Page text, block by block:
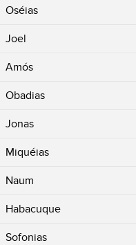
Oséias
Joel
Amós
Obadias
Jonas
Miquéias
Naum
Habacuque
Sofonias